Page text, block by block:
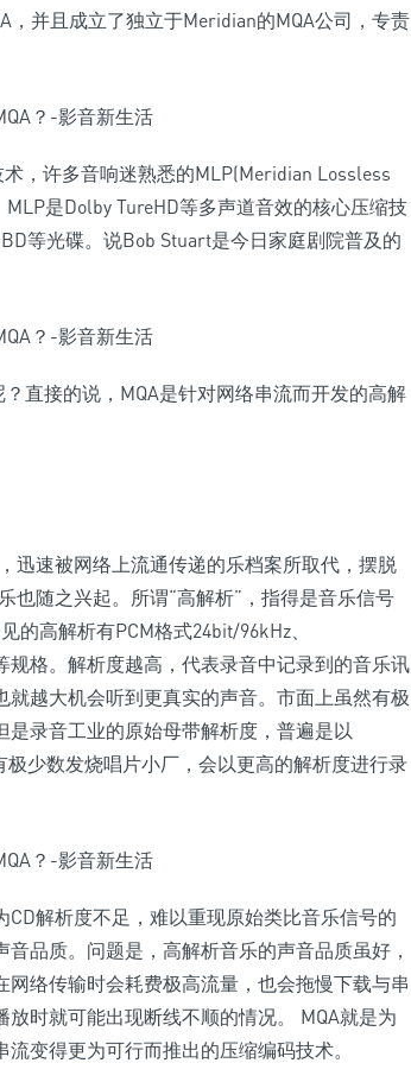
，并且成立了独立于Meridian的MQA公司，专责
，许多音响迷熟悉的MLP(Meridian Lossless
是Dolby TureHD等多声道音效的核心压缩技
等光碟。说Bob Stuart是今日家庭剧院普及的
直接的说，MQA是针对网络串流而开发的高解
迅速被网络上流通传递的乐档案所取代，摆脱
也随之兴起。所谓“高解析”，指得是音乐信号
的高解析有PCM格式24bit/96kHz、
规格。解析度越高，代表录音中记录到的音乐讯
越大机会听到更真实的声音。市面上虽然有极
录音工业的原始母带解析度，普遍是以
少数发烧唱片小厂，会以更高的解析度进行录
解析度不足，难以重现原始类比音乐信号的
品质。问题是，高解析音乐的声音品质虽好，
络传输时会耗费极高流量，也会拖慢下载与串
时就可能出现断线不顺的情况。 MQA就是为
变得更为可行而推出的压缩编码技术。